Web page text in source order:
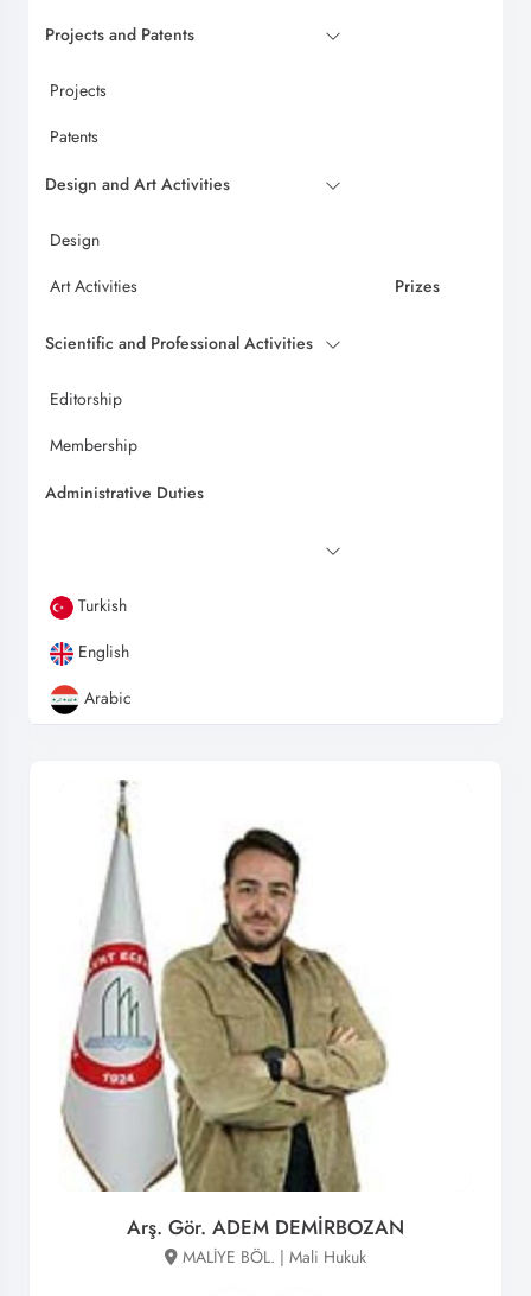
Projects and Patents
Projects
Patents
Design and Art Activities
Design
Art Activities
Prizes
Scientific and Professional Activities
Editorship
Membership
Administrative Duties
Turkish
English
Arabic
Arş. Gör. ADEM DEMİRBOZAN
MALİYE BÖL. | Mali Hukuk